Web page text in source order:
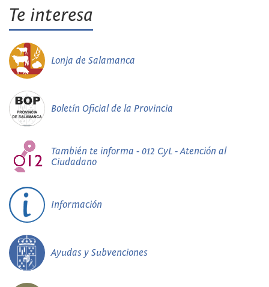
Te interesa
Lonja de Salamanca
Boletín Oficial de la Provincia
También te informa - 012 CyL - Atención al
Ciudadano
Información
Ayudas y Subvenciones